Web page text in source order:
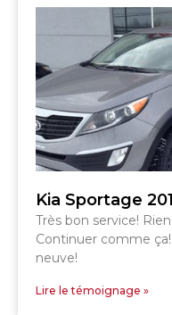
Kia Sportage
Très bon service!
Continuer comme
neuve!
Lire le témoignage »
SHERBROOKE